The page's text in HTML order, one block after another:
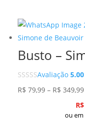
Busto –
Avaliação5.00
R$ 79,99 – R$ 349,99
R$
ou em